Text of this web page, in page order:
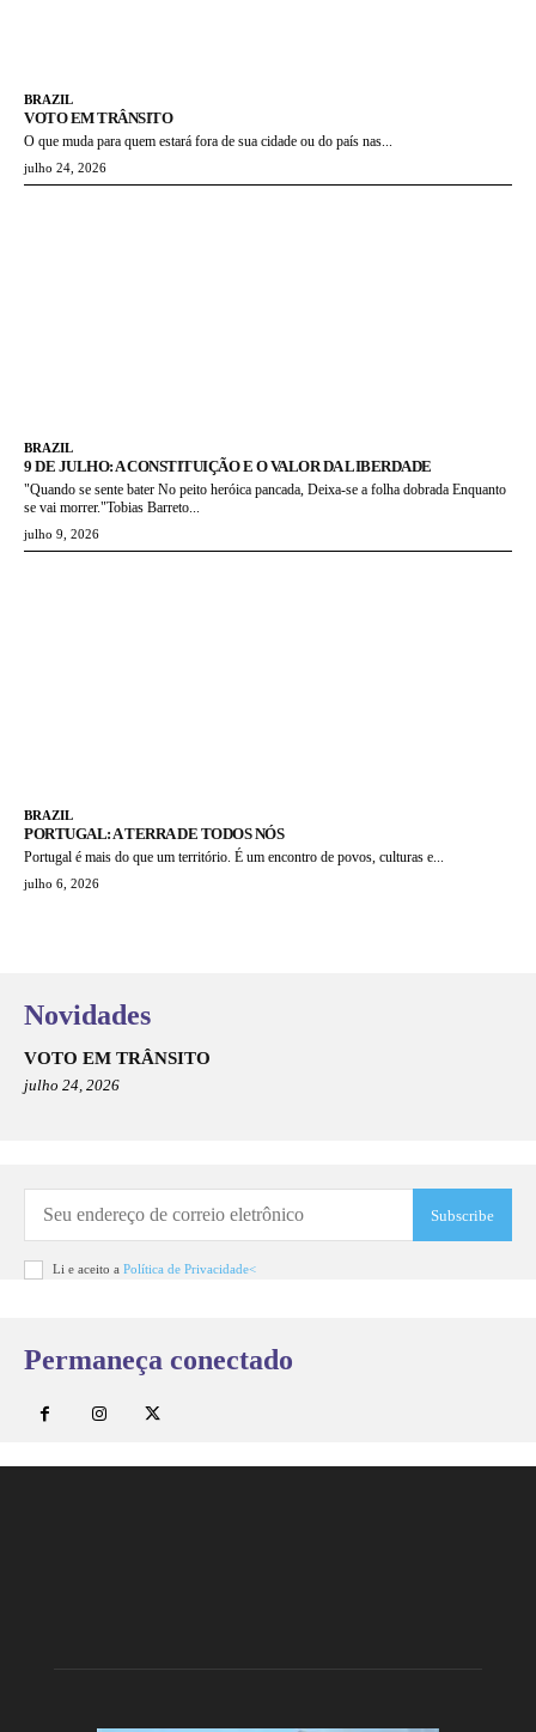
BRAZIL
VOTO EM TRÂNSITO
O que muda para quem estará fora de sua cidade ou do país nas...
julho 24, 2026
BRAZIL
9 DE JULHO: A CONSTITUIÇÃO E O VALOR DA LIBERDADE
"Quando se sente bater No peito heróica pancada, Deixa-se a folha dobrada Enquanto
se vai morrer."Tobias Barreto...
julho 9, 2026
BRAZIL
PORTUGAL: A TERRA DE TODOS NÓS
Portugal é mais do que um território. É um encontro de povos, culturas e...
julho 6, 2026
Novidades
VOTO EM TRÂNSITO
julho 24, 2026
Subscribe
Li e aceito a Política de Privacidade<
Permaneça conectado